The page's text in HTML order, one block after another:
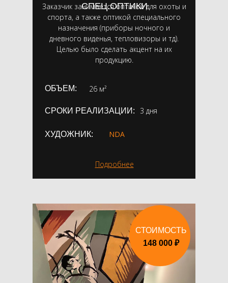
СПЕЦ.ОПТИКИ
Заказчик занимается оптикой для охоты и
спорта, а также оптикой специального
назначения (приборы ночного и
дневного виденья, тепловизоры и тд).
Целью было сделать акцент на их
продукцию.
26 м²
СРОКИ РЕАЛИЗАЦИИ: 3 дня
ХУДОЖНИК: NDA
ОБЪЕМ:
Подробнее
СТОИМОСТЬ
148 000 ₽